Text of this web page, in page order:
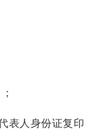
人身份证复印